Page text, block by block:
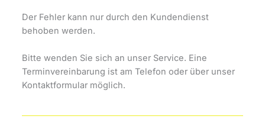
Der Fehler kann nur durch den Kundendienst
behoben werden.
Bitte wenden Sie sich an unser Service. Eine
Terminvereinbarung ist am Telefon oder über unser
Kontaktformular möglich.